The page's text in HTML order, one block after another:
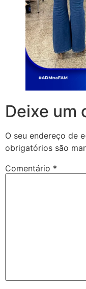
Deixe um
O seu endereço de
obrigatórios são
Comentário *